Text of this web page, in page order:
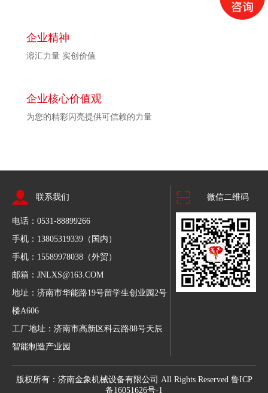
企业精神
溶汇力量 实创价值
企业核心价值观
为您的精彩闪亮提供可信赖的力量
联系我们
电话：0531-88899266
手机：13805319339（国内）
手机：15589978038（外贸）
邮箱：JNLXS@163.COM
地址：济南市华能路19号留学生创业园2号
楼A606
工厂地址：济南市高新区科云路88号天辰
智能制造产业园
微信二维码
版权所有：济南金象机械设备有限公司 All Rights Reserved 鲁ICP
备16051626号-1